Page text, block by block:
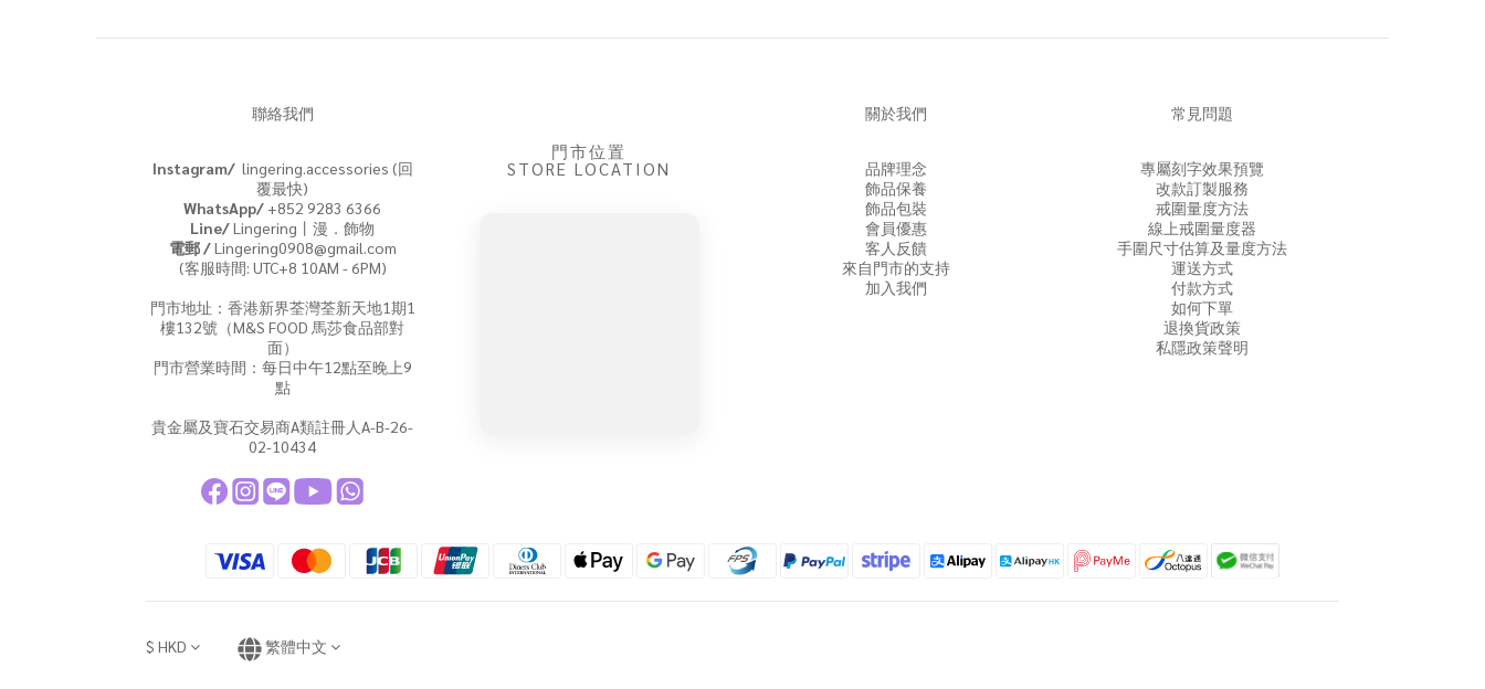
聯絡我們
Instagram/ lingering.accessories (回
覆最快)
WhatsApp/ +852 9283 6366
Line/Lingering丨漫．飾物
電郵 /Lingering0908@gmail.com
(客服時間: UTC+8 10AM - 6PM)
門市地址：香港新界荃灣荃新天地1期1
樓132號（M&S FOOD 馬莎食品部對
面）
門市營業時間：每日中午12點至晚上9
點
貴金屬及寶石交易商A類註冊人A-B-26-
02-10434
門市位置
STORE LOCATION
關於我們
品牌理念
飾品保養
飾品包裝
會員優惠
客人反饋
來自門市的支持
加入我們
常見問題
專屬刻字效果預覽
改款訂製服務
戒圍量度方法
線上戒圍量度器
手圍尺寸估算及量度方法
運送方式
付款方式
如何下單
退換貨政策
私隱政策聲明
$ HKD 繁體中文